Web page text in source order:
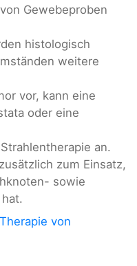
Gewebeproben
histologisch
weitere
vor, kann eine
oder eine
an.
zum Einsatz,
sowie
Therapie von